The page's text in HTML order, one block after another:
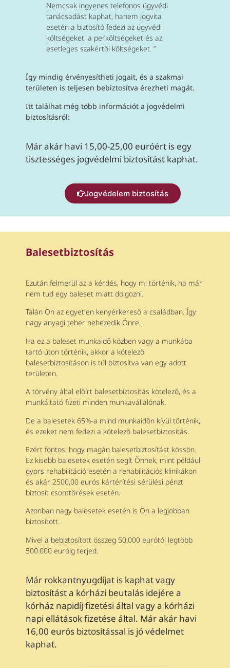
Nemcsak ingyenes telefonos ügyvédi
tanácsadást kaphat, hanem jogvita
esetén a biztosító fedezi az ügyvédi
költségeket, a perköltségeket és az
esetleges szakértői költségeket. ”
Így mindig érvényesítheti jogait, és a szakmai
területen is teljesen bebiztosítva érezheti magát.
Itt találhat még több információt a jogvédelmi
biztosításról:
Már akár havi 15,00-25,00 euróért is egy
tisztességes jogvédelmi biztosítást kaphat.
Jogvédelem biztosítás
Balesetbiztosítás
Ezután felmerül az a kérdés, hogy mi történik, ha már
nem tud egy baleset miatt dolgozni.
Talán Ön az egyetlen kenyérkereső a családban. Így
nagy anyagi teher nehezedik Önre.
Ha ez a baleset munkaidő közben vagy a munkába
tartó úton történik, akkor a kötelező
balesetbiztosításon is túl biztosítva van egy adott
területen.
A törvény által előírt balesetbiztosítás kötelező, és a
munkáltató fizeti minden munkavállalónak.
De a balesetek 65%-a mind munkaidőn kívül történik,
és ezeket nem fedezi a kötelező balesetbiztosítás.
Ezért fontos, hogy magán balesetbiztosítást kössön.
Ez kisebb balesetek esetén segít Önnek, mint például
gyors rehabilitáció esetén a rehabilitációs klinikákon
és akár 2500,00 eurós kártérítési sérülési pénzt
biztosít csonttörések esetén.
Azonban nagy balesetek esetén is Ön a legjobban
biztosított.
Mivel a bebiztosított összeg 50.000 eurótól legtöbb
500.000 euróig terjed.
Már rokkantnyugdíjat is kaphat vagy
biztosítást a kórházi beutalás idejére a
kórház napidíj fizetési által vagy a kórházi
napi ellátások fizetése által. Már akár havi
16,00 eurós biztosítással is jó védelmet
kaphat.